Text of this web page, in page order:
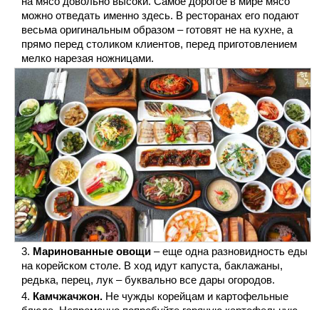
можно отведать именно здесь. В ресторанах его подают
весьма оригинальным образом – готовят не на кухне, а
прямо перед столиком клиентов, перед приготовлением
мелко нарезая ножницами.
Маринованные овощи – еще одна разновидность еды
на корейском столе. В ход идут капуста, баклажаны,
редька, перец, лук – буквально все дары огородов.
Камчжачжон. Не чужды корейцам и картофельные